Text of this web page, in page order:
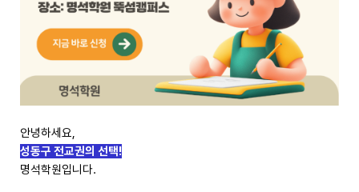
안녕하세요,
성동구 전교권의 선택!
명석학원입니다.